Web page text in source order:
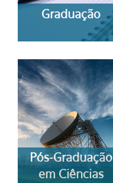
Graduação
Pós-Graduação
em Ciências